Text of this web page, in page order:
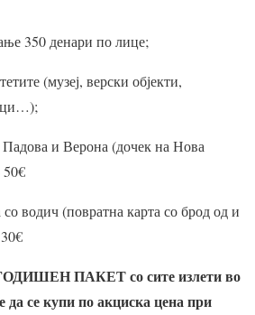
350 денари по лице;
(музеј, верски објекти,
и Верона (дочек на Нова
€
водич (повратна карта со брод од и
€
ПАКЕТ со сите излети во
да се купи по акциска цена при